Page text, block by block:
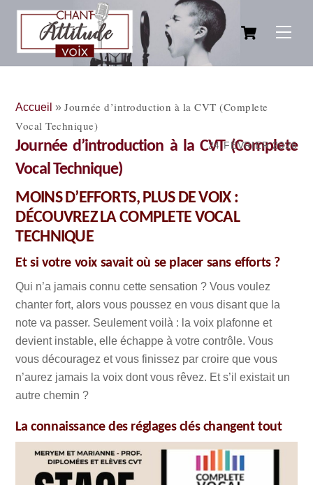
Skip
Cart
Accueil »Journée d’introduction à la CVT (Complete
Vocal Technique)
24 FÉVRIER 2026
Journée d’introduction à la CVT (Complete
Vocal Technique)
MOINS D’EFFORTS, PLUS DE VOIX :
DÉCOUVREZ LA COMPLETE VOCAL
TECHNIQUE
Et si votre voix savait où se placer sans efforts ?
Qui n’a jamais connu cette sensation ? Vous voulez
chanter fort, alors vous poussez en vous disant que la
note va passer. Seulement voilà : la voix plafonne et
devient instable, elle échappe à votre contrôle. Vous
vous découragez et vous finissez par croire que vous
n’aurez jamais la voix dont vous rêvez. Et s’il existait un
autre chemin ?
La connaissance des réglages clés changent tout